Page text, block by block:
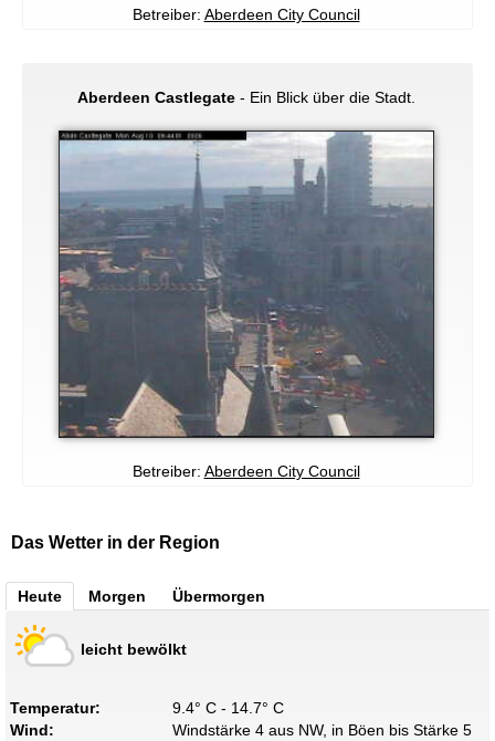
Betreiber: Aberdeen City Council
Aberdeen Castlegate- Ein Blick über die Stadt.
Betreiber: Aberdeen City Council
Das Wetter in der Region
Heute Morgen Übermorgen
leicht bewölkt
Temperatur:
9.4° C - 14.7° C
Wind:
Windstärke 4 aus NW, in Böen bis Stärke 5